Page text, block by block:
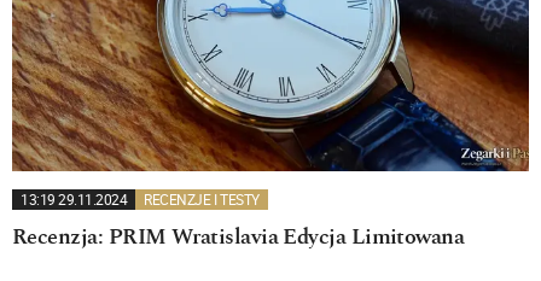
13:19 29.11.2024 RECENZJE I TESTY
Recenzja: PRIM Wratislavia Edycja Limitowana